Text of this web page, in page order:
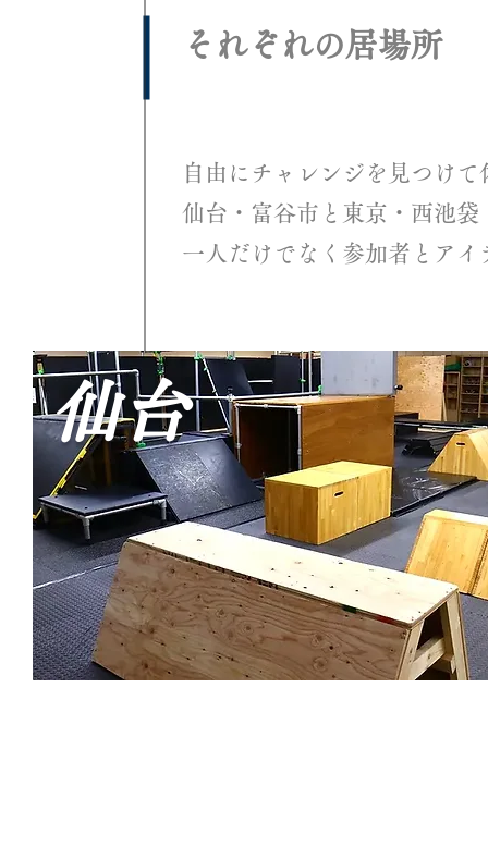
​それぞれの居場所
自由にチャレンジを見つけて
仙台・富谷市と東京・西池
一人だけでなく参加者とア
​ 仙台